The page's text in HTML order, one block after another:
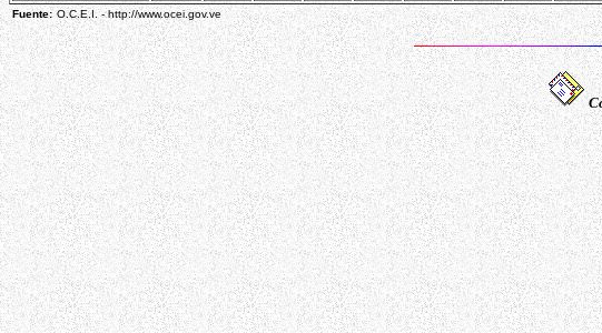
Fuente: O.C.E.I. - http://www.ocei.gov.ve